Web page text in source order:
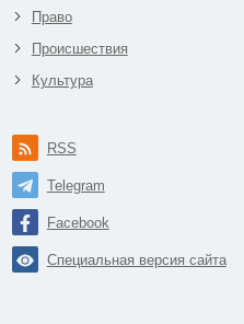
Право
Происшествия
Культура
RSS
Telegram
Facebook
Специальная версия сайта